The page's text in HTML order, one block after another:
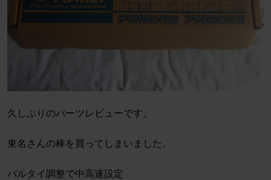
久しぶりのパーツレビューです。
東名さんの棒を買ってしまいました。
バルタイ調整で中高速設定